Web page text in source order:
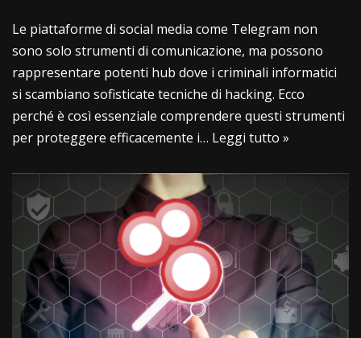
Le piattaforme di social media come Telegram non
sono solo strumenti di comunicazione, ma possono
rappresentare potenti hub dove i criminali informatici
si scambiano sofisticate tecniche di hacking. Ecco
perché è così essenziale comprendere questi strumenti
per proteggere efficacemente i… Leggi tutto »